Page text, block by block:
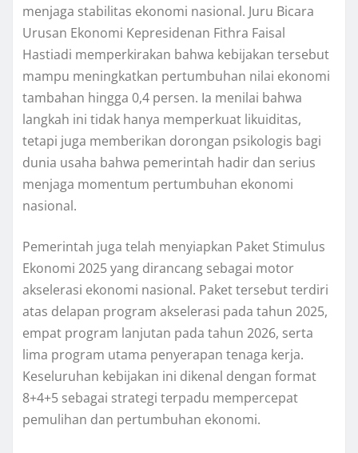
menjaga stabilitas ekonomi nasional. Juru Bicara
Urusan Ekonomi Kepresidenan Fithra Faisal
Hastiadi memperkirakan bahwa kebijakan tersebut
mampu meningkatkan pertumbuhan nilai ekonomi
tambahan hingga 0,4 persen. Ia menilai bahwa
langkah ini tidak hanya memperkuat likuiditas,
tetapi juga memberikan dorongan psikologis bagi
dunia usaha bahwa pemerintah hadir dan serius
menjaga momentum pertumbuhan ekonomi
nasional.
Pemerintah juga telah menyiapkan Paket Stimulus
Ekonomi 2025 yang dirancang sebagai motor
akselerasi ekonomi nasional. Paket tersebut terdiri
atas delapan program akselerasi pada tahun 2025,
empat program lanjutan pada tahun 2026, serta
lima program utama penyerapan tenaga kerja.
Keseluruhan kebijakan ini dikenal dengan format
8+4+5 sebagai strategi terpadu mempercepat
pemulihan dan pertumbuhan ekonomi.